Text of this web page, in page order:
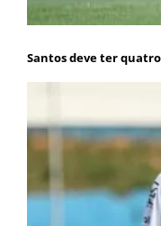
Santos deve ter